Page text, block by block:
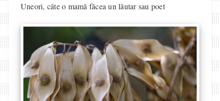
Uneori, câte o mamă făcea un lăutar sau poet